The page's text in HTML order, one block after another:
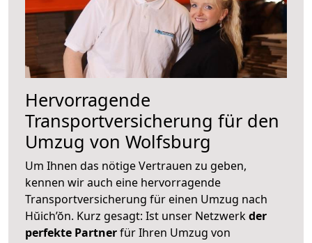
Hervorragende
Transportversicherung für den
Umzug von Wolfsburg
Um Ihnen das nötige Vertrauen zu geben,
kennen wir auch eine hervorragende
Transportversicherung für einen Umzug nach
Hŭich’ŏn. Kurz gesagt: Ist unser Netzwerkder
perfekte Partnerfür Ihren Umzug von